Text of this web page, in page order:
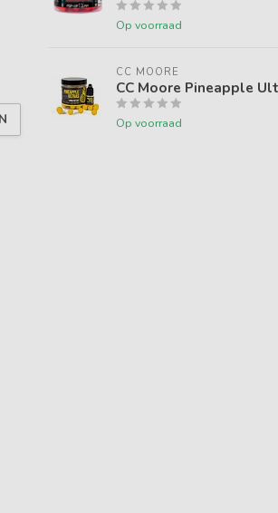
Op voorraad
CC MOORE
CC Moore Pineapple
Op voorraad